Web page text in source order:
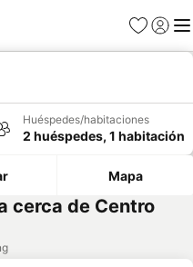
Favoritos
Iniciar
Huéspedes/habitaciones
2 huéspedes, 1 habitación
Mapa
cerca de Centro